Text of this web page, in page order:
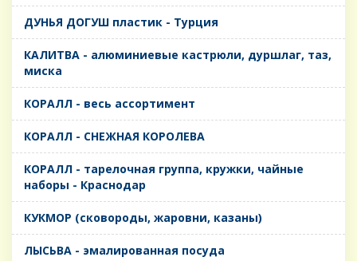
ДУНЬЯ ДОГУШ пластик - Турция
КАЛИТВА - алюминиевые кастрюли, дуршлаг, таз,
миска
КОРАЛЛ - весь ассортимент
КОРАЛЛ - СНЕЖНАЯ КОРОЛЕВА
КОРАЛЛ - тарелочная группа, кружки, чайные
наборы - Краснодар
КУКМОР (сковороды, жаровни, казаны)
ЛЫСЬВА - эмалированная посуда